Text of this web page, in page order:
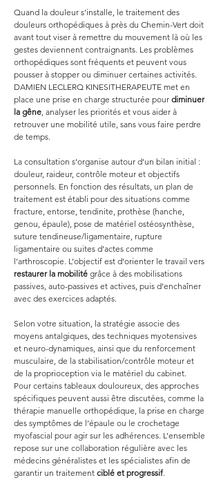
Quand la douleur s’installe, le traitement des
douleurs orthopédiques à près du Chemin-Vert doit
avant tout viser à remettre du mouvement là où les
gestes deviennent contraignants. Les problèmes
orthopédiques sont fréquents et peuvent vous
pousser à stopper ou diminuer certaines activités.
DAMIEN LECLERQ KINESITHERAPEUTE met en
place une prise en charge structurée pour diminuer
la gêne, analyser les priorités et vous aider à
retrouver une mobilité utile, sans vous faire perdre
de temps.
La consultation s’organise autour d’un bilan initial :
douleur, raideur, contrôle moteur et objectifs
personnels. En fonction des résultats, un plan de
traitement est établi pour des situations comme
fracture, entorse, tendinite, prothèse (hanche,
genou, épaule), pose de matériel ostéosynthèse,
suture tendineuse/ligamentaire, rupture
ligamentaire ou suites d’actes comme
l’arthroscopie. L’objectif est d’orienter le travail vers
restaurer la mobilité grâce à des mobilisations
passives, auto-passives et actives, puis d’enchaîner
avec des exercices adaptés.
Selon votre situation, la stratégie associe des
moyens antalgiques, des techniques myotensives
et neuro-dynamiques, ainsi que du renforcement
musculaire, de la stabilisation/contrôle moteur et
de la proprioception via le matériel du cabinet.
Pour certains tableaux douloureux, des approches
spécifiques peuvent aussi être discutées, comme la
thérapie manuelle orthopédique, la prise en charge
des symptômes de l’épaule ou le crochetage
myofascial pour agir sur les adhérences. L’ensemble
repose sur une collaboration régulière avec les
médecins généralistes et les spécialistes afin de
garantir un traitement ciblé et progressif.